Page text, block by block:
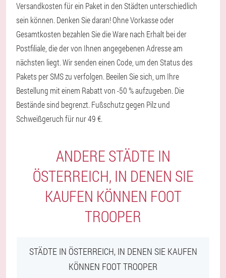
Versandkosten für ein Paket in den Städten unterschiedlich
sein können. Denken Sie daran! Ohne Vorkasse oder
Gesamtkosten bezahlen Sie die Ware nach Erhalt bei der
Postfiliale, die der von Ihnen angegebenen Adresse am
nächsten liegt. Wir senden einen Code, um den Status des
Pakets per SMS zu verfolgen. Beeilen Sie sich, um Ihre
Bestellung mit einem Rabatt von -50 % aufzugeben. Die
Bestände sind begrenzt. Fußschutz gegen Pilz und
Schweißgeruch für nur 49 €.
ANDERE STÄDTE IN
ÖSTERREICH, IN DENEN SIE
KAUFEN KÖNNEN FOOT
TROOPER
STÄDTE IN ÖSTERREICH, IN DENEN SIE KAUFEN
KÖNNEN FOOT TROOPER